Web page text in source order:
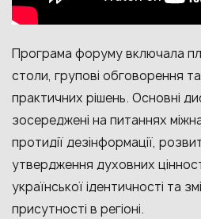
Програма форуму включала
столи, групові обговорення
практичних рішень. Основні
зосереджені на питаннях
протидії дезінформації,
утвердження духовних
української ідентичності та
присутності в регіоні.